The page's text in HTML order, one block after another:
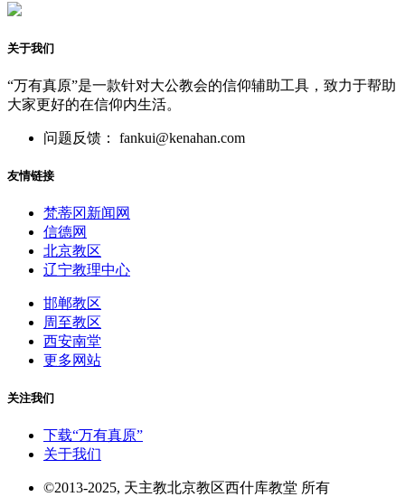
关于我们
“万有真原”是一款针对大公教会的信仰辅助工具，致力于帮助
大家更好的在信仰内生活。
问题反馈： fankui@kenahan.com
友情链接
梵蒂冈新闻网
信德网
北京教区
辽宁教理中心
邯郸教区
周至教区
西安南堂
更多网站
关注我们
下载“万有真原”
关于我们
©2013-2025, 天主教北京教区西什库教堂 所有